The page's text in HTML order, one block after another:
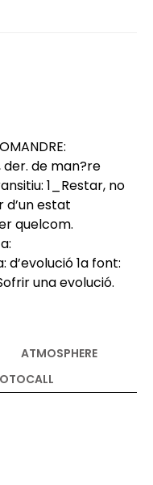
der. de man?re
1_Restar, no
d’un estat
quelcom.
1a font:
una evolució.
ATMOSPHERE